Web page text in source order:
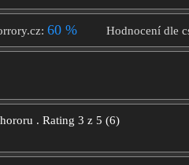
60 % Hodnocení dle
. Rating 3 z 5 (6)